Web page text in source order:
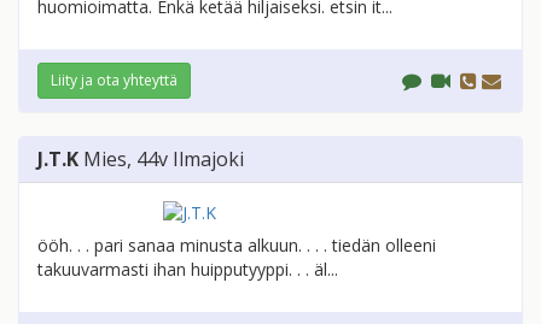
huomioimatta. Enkä ketää hiljaiseksi. etsin it...
Liity ja ota yhteyttä
J.T.K Mies, 44v Ilmajoki
ööh. . . pari sanaa minusta alkuun. . . . tiedän olleeni
takuuvarmasti ihan huipputyyppi. . . äl...